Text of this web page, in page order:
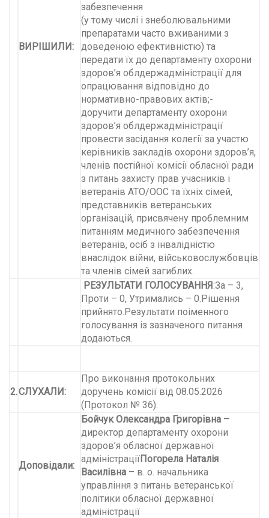
ВИРІШИЛИ:
забезпечення
(у тому числі і знеболювальними
препаратами часто вживаними з
доведеною ефективністю) та
передати їх до департаменту охорони
здоров’я облдержадміністрації для
опрацювання відповідно до
нормативно-правових актів;-
доручити департаменту охорони
здоров’я облдержадміністрації
провести засідання колегії за участю
керівників закладів охорони здоров’я,
членів постійної комісії обласної ради
з питань захисту прав учасників і
ветеранів АТО/ООС та їхніх сімей,
представників ветеранських
організацій, присвячену проблемним
питанням медичного забезпечення
ветеранів, осіб з інвалідністю
внаслідок війни, військовослужбовців
та членів сімей загиблих.
РЕЗУЛЬТАТИ ГОЛОСУВАННЯ:За – 3,
Проти – 0, Утримались – 0.Рішення
прийнято.Результати поіменного
голосування із зазначеного питання
додаються.
2.СЛУХАЛИ:
Про виконання протокольних
доручень комісії від 08.05.2026
(Протокол № 36).
Доповідали:
Бойчук Олександра Григорівна –
директор департаменту охорони
здоров’я обласної державної
адміністраціїПогорела Наталія
Василівна – в. о. начальника
управління з питань ветеранської
політики обласної державної
адміністрації